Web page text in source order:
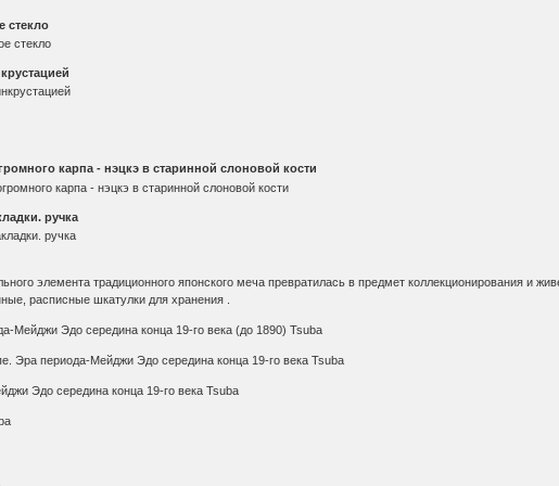
стекло
карпа - нэцкэ в старинной слоновой кости
ручка
элемента традиционного японского меча превратилась в предмет коллекционирования и
расписные шкатулки для хранения .